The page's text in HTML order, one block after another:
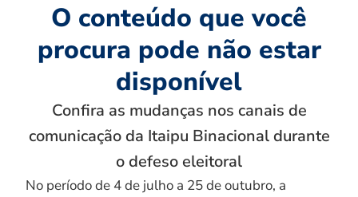
O conteúdo que você
procura pode não estar
disponível
Confira as mudanças nos canais de
comunicação da Itaipu Binacional durante
o defeso eleitoral
No período de 4 de julho a 25 de outubro, a